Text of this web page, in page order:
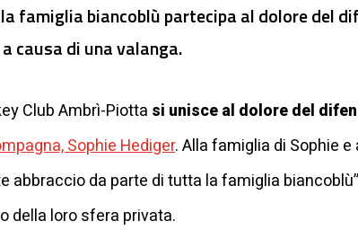
famiglia biancoblù partecipa al dolore del
causa di una valanga.
Club Ambrì-Piotta si unisce al dolore del
Sophie Hediger. Alla famiglia di Sophie
abbraccio da parte di tutta la famiglia
della loro sfera privata.